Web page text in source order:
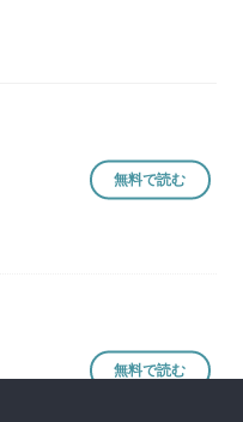
無料で読む
無料で読む